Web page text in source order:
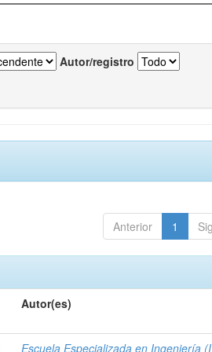
Autor/registro
Anterior 1
Autor(es)
Escuela Especializada en Ingeniería